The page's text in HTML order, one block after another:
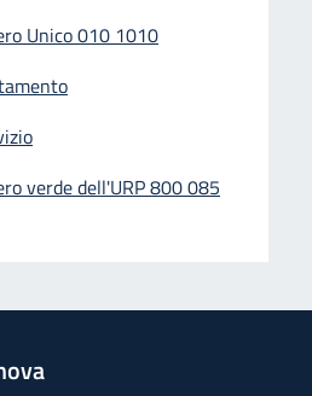
Unico 010 1010
verde dell'URP 800 085